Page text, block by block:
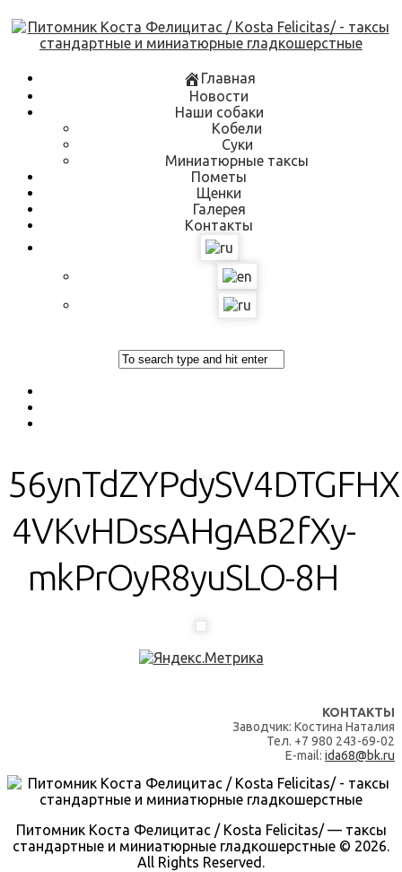
Skip
to
content
Главная
Новости
Наши собаки
Кобели
Суки
Миниатюрные таксы
Пометы
Щенки
Галерея
Контакты
4VKvHDssAHgAB2fXy-
mkPrOyR8yuSLO-8H
КОНТАКТЫ
Заводчик: Костина Наталия
Тел. +7 980 243-69-02
E-mail: ida68@bk.ru
Питомник Коста Фелицитас / Kosta Felicitas/ — таксы
стандартные и миниатюрные гладкошерстные © 2026.
All Rights Reserved.